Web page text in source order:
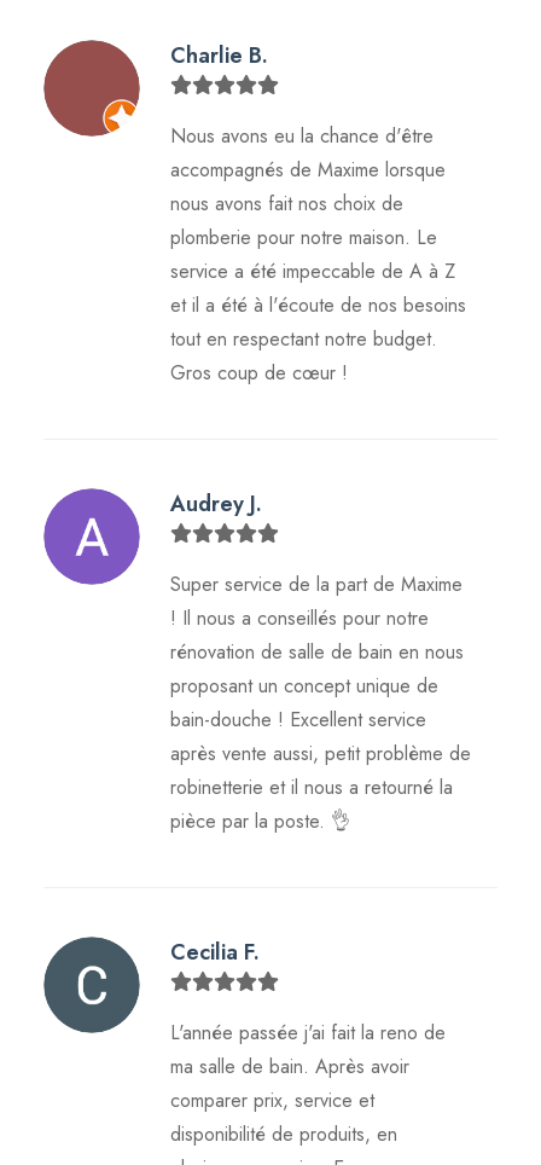
Charlie B.
Nous avons eu la chance d'être
accompagnés de Maxime lorsque
nous avons fait nos choix de
plomberie pour notre maison. Le
service a été impeccable de A à Z
et il a été à l'écoute de nos besoins
tout en respectant notre budget.
Gros coup de cœur !
Audrey J.
Super service de la part de Maxime
! Il nous a conseillés pour notre
rénovation de salle de bain en nous
proposant un concept unique de
bain-douche ! Excellent service
après vente aussi, petit problème de
robinetterie et il nous a retourné la
pièce par la poste. 👌
Cecilia F.
L'année passée j'ai fait la reno de
ma salle de bain. Après avoir
comparer prix, service et
disponibilité de produits, en